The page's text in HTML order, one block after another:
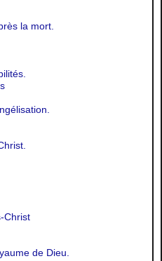
la mort.
Christ
de Dieu.